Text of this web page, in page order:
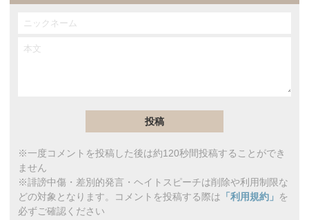
※一度コメントを投稿した後は約120秒間投稿することができ
ません
※誹謗中傷・差別的発言・ヘイトスピーチは削除や利用制限な
どの対象となります。コメントを投稿する際は 「利用規約」 を
必ずご確認ください